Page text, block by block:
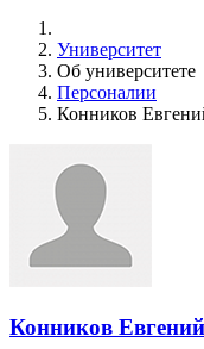
Университет
Об университете
Персоналии
Конников
Конников